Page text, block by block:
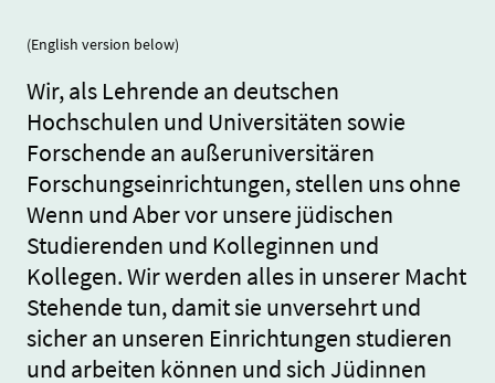
(English version below)
Wir, als Lehrende an deutschen
Hochschulen und Universitäten sowie
Forschende an außeruniversitären
Forschungseinrichtungen, stellen uns ohne
Wenn und Aber vor unsere jüdischen
Studierenden und Kolleginnen und
Kollegen. Wir werden alles in unserer Macht
Stehende tun, damit sie unversehrt und
sicher an unseren Einrichtungen studieren
und arbeiten können und sich Jüdinnen